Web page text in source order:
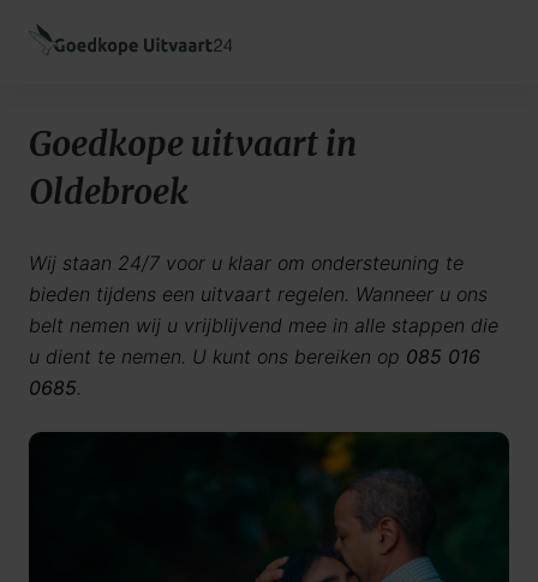
Goedkope uitvaart in
Oldebroek
Wij staan 24/7 voor u klaar om ondersteuning te
bieden tijdens een uitvaart regelen. Wanneer u ons
belt nemen wij u vrijblijvend mee in alle stappen die
u dient te nemen. U kunt ons bereiken op 085 016
0685.